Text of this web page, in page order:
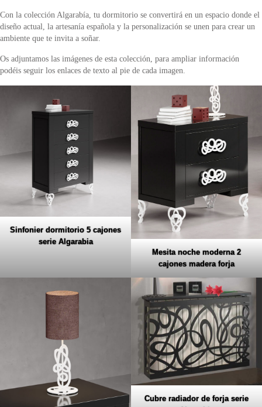
Con la colección Algarabía, tu dormitorio se convertirá en un espacio donde el
diseño actual, la artesanía española y la personalización se unen para crear un
ambiente que te invita a soñar.
Os adjuntamos las imágenes de esta colección, para ampliar información
podéis seguir los enlaces de texto al pie de cada imagen.
Sinfonier dormitorio 5 cajones
serie Algarabia
Mesita noche moderna 2
cajones madera forja
Cubre radiador de forja serie